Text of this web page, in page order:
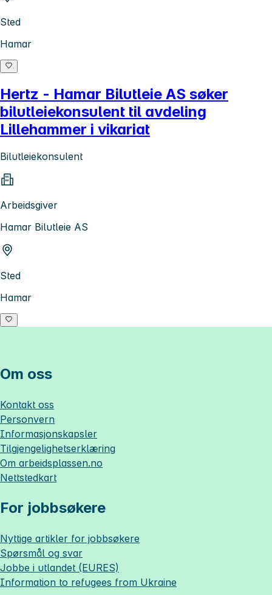
Sted
Hamar
Hertz - Hamar Bilutleie AS søker
bilutleiekonsulent til avdeling
Lillehammer i vikariat
Bilutleiekonsulent
Arbeidsgiver
Hamar Bilutleie AS
Sted
Hamar
Om oss
Kontakt oss
Personvern
Informasjonskapsler
Tilgjengelighetserklæring
Om arbeidsplassen.no
Nettstedkart
For jobbsøkere
Nyttige artikler for jobbsøkere
Spørsmål og svar
Jobbe i utlandet (EURES)
Information to refugees from Ukraine